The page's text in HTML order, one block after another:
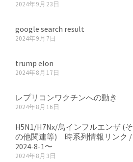
2024年9月23日
google search result
2024年9月7日
trump elon
2024年8月17日
レプリコンワクチンへの動き
2024年8月16日
H5N1/H7Nx/鳥インフルエンザ (そ
の他関連等) 時系列情報リンク /
2024-8-1〜
2024年8月3日